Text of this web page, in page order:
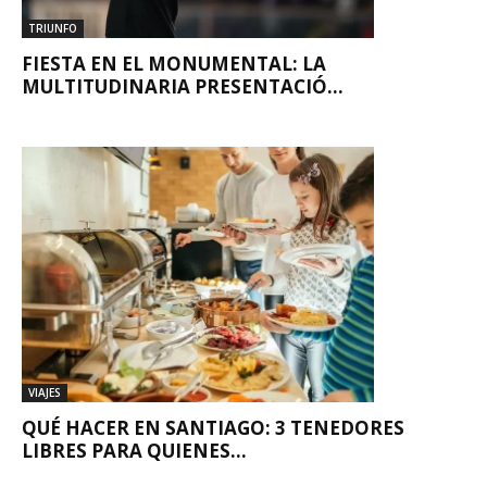
TRIUNFO
FIESTA EN EL MONUMENTAL: LA
MULTITUDINARIA PRESENTACIÓ...
VIAJES
QUÉ HACER EN SANTIAGO: 3 TENEDORES
LIBRES PARA QUIENES...